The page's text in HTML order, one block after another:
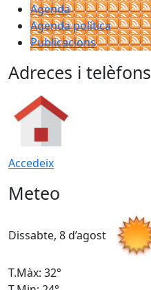
Agenda
Agenda política
Publicacions
Adreces i telèfons
Accedeix
Meteo
Dissabte, 8 d’agost
T.Màx: 32°